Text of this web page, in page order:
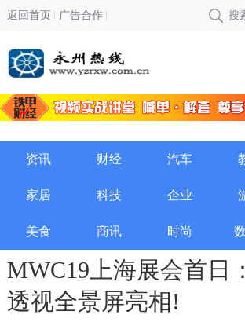
返回首页 广告合作 搜
资讯 财经 汽车
家居 科技 企业
美食 商讯 时尚
MWC19上海展会首日
透视全景屏亮相!